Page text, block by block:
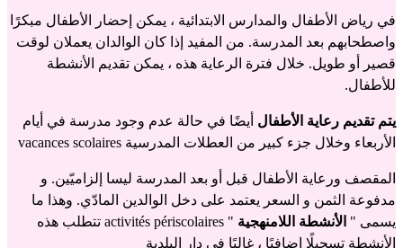
في رياض الأطفال والمدارس الابتدائية ، يمكن إحضار الأطفال مبكرًا
واصطحابهم بعد المدرسة. من المفيد إذا كان الوالدان يعملان لوقت
قصير أو طويل. خلال فترة الرعاية هذه ، يمكن تقديم الأنشطة
للأطفال.
يتم تقديم رعاية الأطفال أيضًا في حالة عدم وجود مدرسة في أيام
الأربعاء وخلال جزء كبير من العطلات المدرسية vacances scolaires
المقصف ورعاية الأطفال قبل أو بعد المدرسة ليسا إلزاميّين. و
مدفوعة الثمن و السعر يعتمد على دخل الوالدين المادّي. وهذا ما
يسمى " الأنشطة اللامنهجية
" activités périscolaires تتطلب هذه
الأنشطة تسجيلًا إضافيًا ، غالبًا في دار البلدية